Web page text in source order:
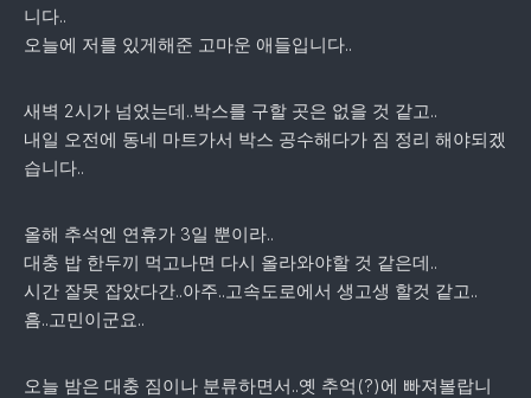
니다..
오늘에 저를 있게해준 고마운 애들입니다..
새벽 2시가 넘었는데..박스를 구할 곳은 없을 것 같고..
내일 오전에 동네 마트가서 박스 공수해다가 짐 정리 해야되겠
습니다..
올해 추석엔 연휴가 3일 뿐이라..
대충 밥 한두끼 먹고나면 다시 올라와야할 것 같은데..
시간 잘못 잡았다간..아주..고속도로에서 생고생 할것 같고..
흠..고민이군요..
오늘 밤은 대충 짐이나 분류하면서..옛 추억(?)에 빠져볼랍니